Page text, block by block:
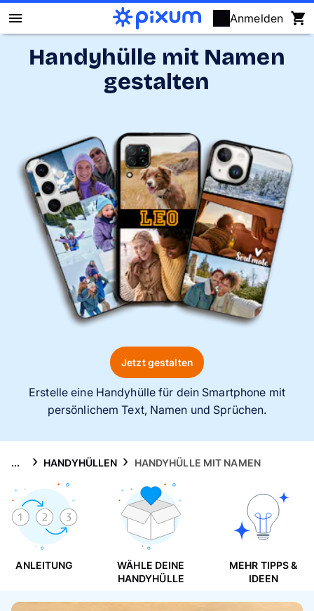
Anmelden
Pixum Fotobuch
Fotokalender
Fotogeschenke
Fotopuzzle
Grußkarten
Handyhüllen
Service
Handyhülle mit Namen
gestalten
Erstelle eine Handyhülle für dein Smartphone mit
persönlichem Text, Namen und Sprüchen.
Jetzt gestalten
... HANDYHÜLLEN HANDYHÜLLE MIT NAMEN
ANLEITUNG
WÄHLE DEINE
HANDYHÜLLE
MEHR TIPPS &
IDEEN